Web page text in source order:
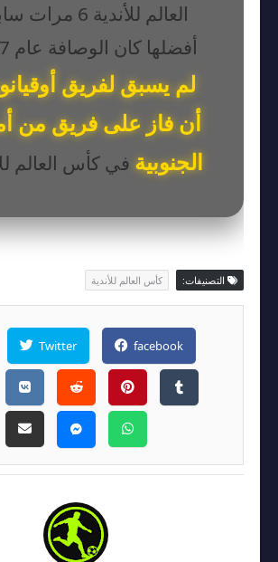
العالم للأندية 6
أفضلها كان الوصافة عام 2007.
لم يسبق لفريق
أن فاز على فريق من
الجنوبية في كأس العالم
التصنيفات: كأس العالم للأندية
facebook
Twitter